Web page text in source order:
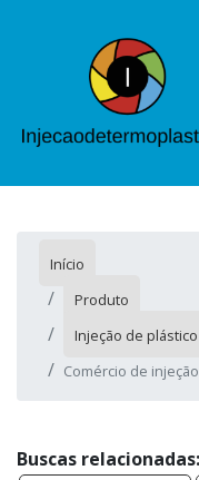
Início
Produto
Injeção de plástico
Comércio de
Buscas relacionadas: